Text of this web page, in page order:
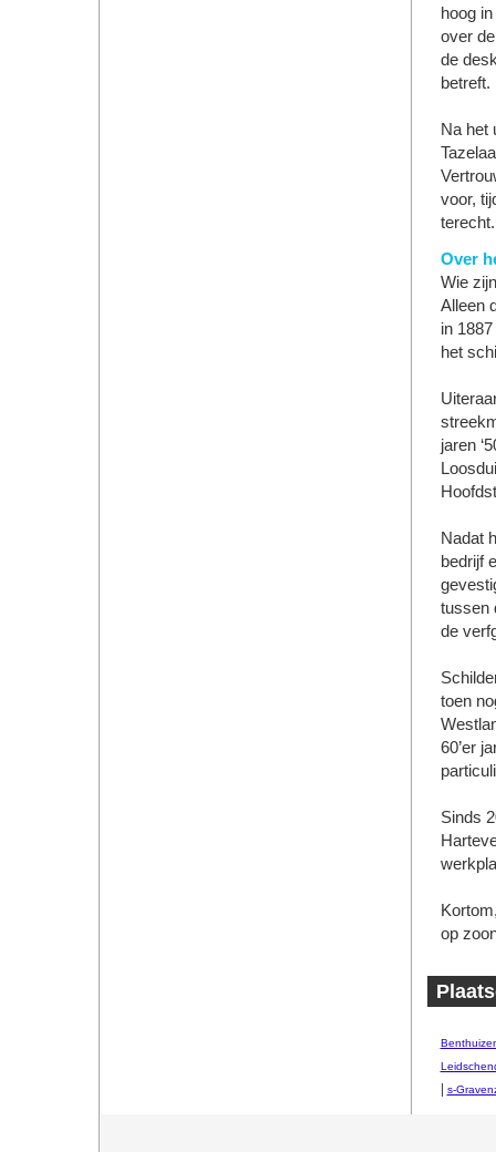
hoog
over
de
betreft.
Na het
voor,
terecht.
Over
Wie
Alleen
in
het
jaren
Nadat
bedrijf
tussen
de
toen
60’er
Sinds
op
s-